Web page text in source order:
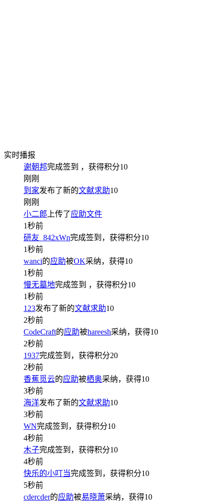
实时播报
谢朝邦完成签到 ，获得积分10
刚刚
到家发布了新的文献求助10
刚刚
小二郎 上传了应助文件
1秒前
研友_842xWn完成签到，获得积分10
1秒前
wanci的应助被OK采纳，获得10
1秒前
慢无墓地完成签到 ，获得积分10
1秒前
123发布了新的文献求助10
2秒前
CodeCraft的应助被hareesh采纳，获得10
2秒前
1937完成签到，获得积分20
2秒前
香蕉觅云的应助被栖奥采纳，获得10
3秒前
海洋发布了新的文献求助10
3秒前
WN完成签到，获得积分10
4秒前
木子完成签到，获得积分10
4秒前
快乐的小叮当完成签到，获得积分10
5秒前
cdercder的应助被易晓萧采纳，获得10